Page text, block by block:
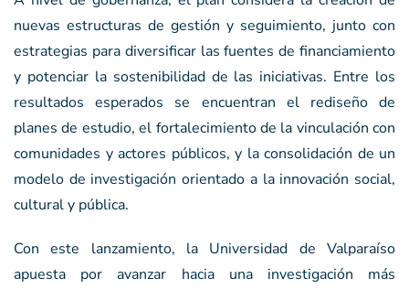
nuevas estructuras de gestión y seguimiento, junto con
estrategias para diversificar las fuentes de financiamiento
y potenciar la sostenibilidad de las iniciativas. Entre los
resultados esperados se encuentran el rediseño de
planes de estudio, el fortalecimiento de la vinculación con
comunidades y actores públicos, y la consolidación de un
modelo de investigación orientado a la innovación social,
cultural y pública.
Con este lanzamiento, la Universidad de Valparaíso
apuesta por avanzar hacia una investigación más